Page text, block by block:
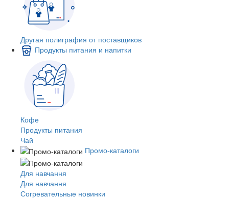
Другая полиграфия от поставщиков
Продукты питания и напитки
Кофе
Продукты питания
Чай
Промо-каталоги
Для навчання
Для навчання
Согревательные новинки